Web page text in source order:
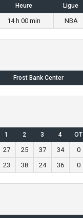
Heure Ligue
14 h 00 min NBA
Frost Bank Center
1 2 3 4 OT
27 25 37 34 0
23 38 24 36 0